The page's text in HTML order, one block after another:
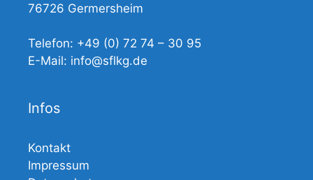
76726 Germersheim
Telefon: +49 (0) 72 74 – 30 95
E-Mail: info@sflkg.de
Infos
Kontakt
Impressum